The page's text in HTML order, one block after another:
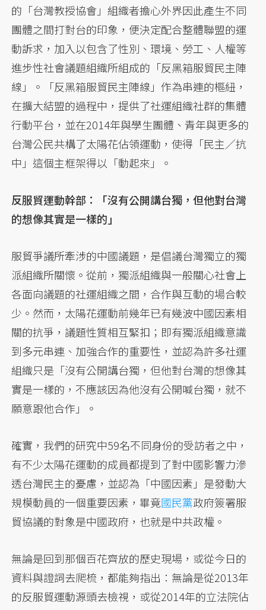
的「台灣教授協會」組織者擔心外界因此產生不同
團體之間打對台的印象，便決定配合整體聯盟的運
動訴求，加入以包含了性別、環境、勞工、人權等
進步性社會議題組織所組成的「反黑箱服貿民主陣
線」。「反黑箱服貿民主陣線」作為串連的樞紐，
在擴大結盟的過程中，提供了社運組織社群的集體
行動平台，並在2014年與學生團體、青年與更多的
台灣公民共構了太陽花佔領運動，使得「民主／抗
中」這個主框架得以「動起來」。
反服貿運動幹部：「沒有公開講台獨，但他對台灣
的想像其實是一樣的」
服貿爭議所牽涉的中國議題，是倡議台灣獨立的獨
派組織所關懷。從前，獨派組織與一般關心社會上
各面向議題的社運組織之間，合作與互動的場合較
少。然而，太陽花運動前幾年已有幾波中國因素相
關的抗爭，議題性質相互緊扣；即有獨派組織意識
到多元串連、加強合作的重要性，並認為許多社運
組織只是「沒有公開講台獨，但他對台灣的想像其
實是一樣的，不應該因為他沒有公開喊台獨，就不
願意跟他合作」。
確實，我們的研究中59名不同身份的受訪者之中，
有不少太陽花運動的成員都提到了對中國影響力滲
透台灣民主的憂慮，並認為「中國因素」是發動大
規模動員的一個重要因素，畢竟國民黨政府簽署服
貿協議的對象是中國政府，也就是中共政權。
無論是回到那個百花齊放的歷史現場，或從今日的
資料與證詞去爬梳，都能夠指出：無論是從2013年
的反服貿運動源頭去檢視，或從2014年的立法院佔